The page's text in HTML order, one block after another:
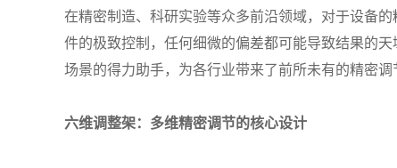
在精密制造、科研实验等众多前沿领域，对于设备
件的极致控制，任何细微的偏差都可能导致结果的
场景的得力助手，为各行业带来了前所未有的精密调
六维调整架：多维精密调节的核心设计